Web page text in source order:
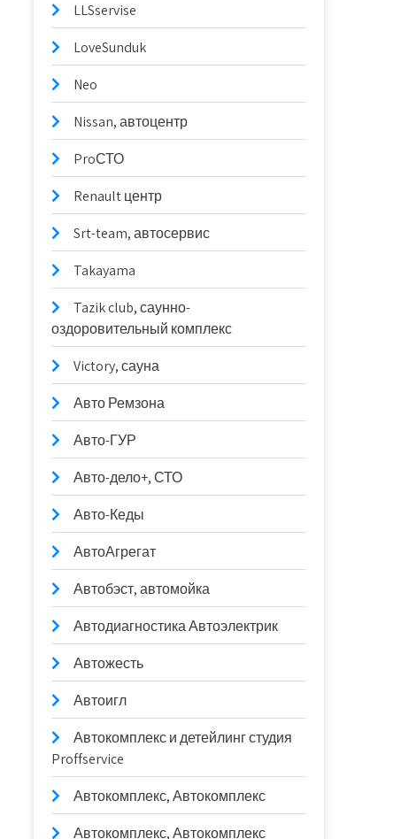
LLSservise
LoveSunduk
Neo
Nissan, автоцентр
ProСТО
Renault центр
Srt-team, автосервис
Takayama
Tazik club, саунно-
оздоровительный комплекс
Victory, сауна
Авто Ремзона
Авто-ГУР
Авто-дело+, СТО
Авто-Кеды
АвтоАгрегат
Автобэст, автомойка
Автодиагностика Автоэлектрик
Автожесть
Автоигл
Автокомплекс и детейлинг студия
Proffservice
Автокомплекс, Автокомплекс
Автокомплекс, Автокомплекс